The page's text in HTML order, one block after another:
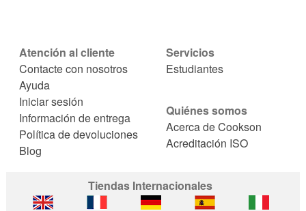
Atención al cliente
Contacte con nosotros
Ayuda
Iniciar sesión
Información de entrega
Política de devoluciones
Blog
Servicios
Estudiantes
Quiénes somos
Acerca de Cookson
Acreditación ISO
Tiendas Internacionales